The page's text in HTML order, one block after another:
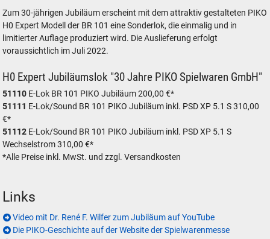
Zum 30-jährigen Jubiläum erscheint mit dem attraktiv gestalteten PIKO
H0 Expert Modell der BR 101 eine Sonderlok, die einmalig und in
limitierter Auflage produziert wird. Die Auslieferung erfolgt
voraussichtlich im Juli 2022.
H0 Expert Jubiläumslok "30 Jahre PIKO Spielwaren GmbH"
51110 E-Lok BR 101 PIKO Jubiläum 200,00 €*
51111 E-Lok/Sound BR 101 PIKO Jubiläum inkl. PSD XP 5.1 S 310,00
€*
51112 E-Lok/Sound BR 101 PIKO Jubiläum inkl. PSD XP 5.1 S
Wechselstrom 310,00 €*
*Alle Preise inkl. MwSt. und zzgl. Versandkosten
Links
Video mit Dr. René F. Wilfer zum Jubiläum auf YouTube
Die PIKO-Geschichte auf der Website der Spielwarenmesse